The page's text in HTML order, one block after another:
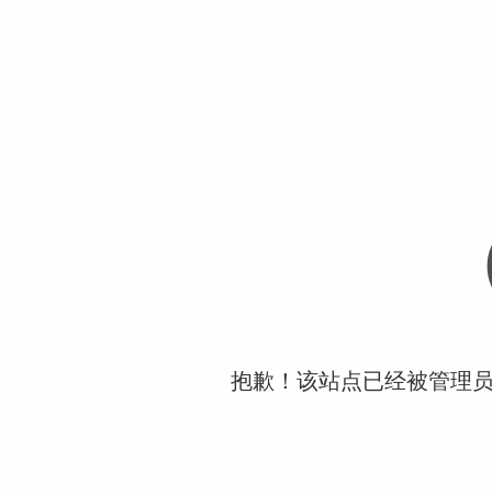
抱歉！该站点已经被管理